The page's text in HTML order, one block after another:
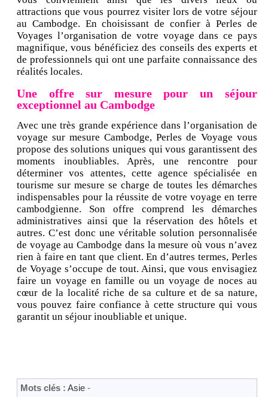
attractions que vous pourrez visiter lors de votre séjour
au Cambodge. En choisissant de confier à Perles de
Voyages l’organisation de votre voyage dans ce pays
magnifique, vous bénéficiez des conseils des experts et
de professionnels qui ont une parfaite connaissance des
réalités locales.
Une offre sur mesure pour un séjour
exceptionnel au Cambodge
Avec une très grande expérience dans l’organisation de
voyage sur mesure Cambodge, Perles de Voyage vous
propose des solutions uniques qui vous garantissent des
moments inoubliables. Après, une rencontre pour
déterminer vos attentes, cette agence spécialisée en
tourisme sur mesure se charge de toutes les démarches
indispensables pour la réussite de votre voyage en terre
cambodgienne. Son offre comprend les démarches
administratives ainsi que la réservation des hôtels et
autres. C’est donc une véritable solution personnalisée
de voyage au Cambodge dans la mesure où vous n’avez
rien à faire en tant que client. En d’autres termes, Perles
de Voyage s’occupe de tout. Ainsi, que vous envisagiez
faire un voyage en famille ou un voyage de noces au
cœur de la localité riche de sa culture et de sa nature,
vous pouvez faire confiance à cette structure qui vous
garantit un séjour inoubliable et unique.
Mots clés : Asie -